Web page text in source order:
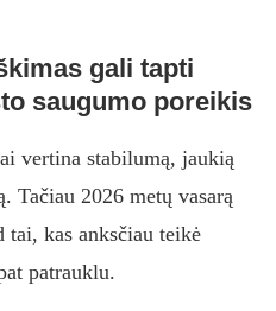
gali tapti
saugumo poreikis
vertina stabilumą, jaukią
Tačiau 2026 metų vasarą
kas anksčiau teikė
patrauklu.